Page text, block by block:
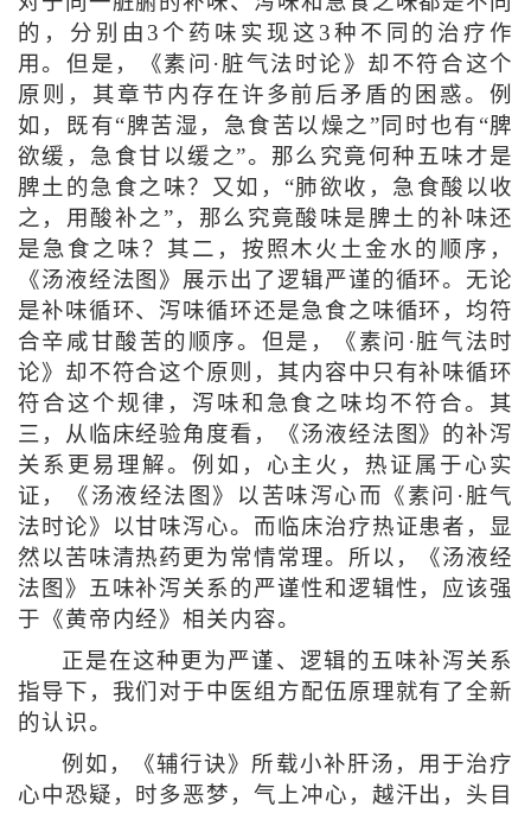
的，分别由3个药味实现这3种不同的治疗作
用。但是，《素问·脏气法时论》却不符合这个
原则，其章节内存在许多前后矛盾的困惑。例
如，既有“脾苦湿，急食苦以燥之”同时也有“脾
欲缓，急食甘以缓之”。那么究竟何种五味才是
脾土的急食之味？又如，“肺欲收，急食酸以收
之，用酸补之”，那么究竟酸味是脾土的补味还
是急食之味？其二，按照木火土金水的顺序，
《汤液经法图》展示出了逻辑严谨的循环。无论
是补味循环、泻味循环还是急食之味循环，均符
合辛咸甘酸苦的顺序。但是，《素问·脏气法时
论》却不符合这个原则，其内容中只有补味循环
符合这个规律，泻味和急食之味均不符合。其
三，从临床经验角度看，《汤液经法图》的补泻
关系更易理解。例如，心主火，热证属于心实
证，《汤液经法图》以苦味泻心而《素问·脏气
法时论》以甘味泻心。而临床治疗热证患者，显
然以苦味清热药更为常情常理。所以，《汤液经
法图》五味补泻关系的严谨性和逻辑性，应该强
于《黄帝内经》相关内容。
正是在这种更为严谨、逻辑的五味补泻关系
指导下，我们对于中医组方配伍原理就有了全新
的认识。
例如，《辅行诀》所载小补肝汤，用于治疗
心中恐疑，时多恶梦，气上冲心，越汗出，头目